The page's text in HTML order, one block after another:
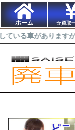
ホーム ☆買取
すが買い取り可能